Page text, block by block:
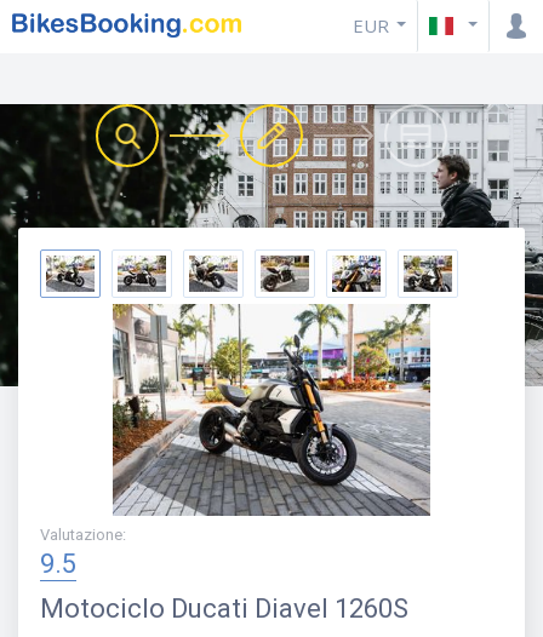
EUR
Valutazione:
9.5
Motociclo Ducati Diavel 1260S